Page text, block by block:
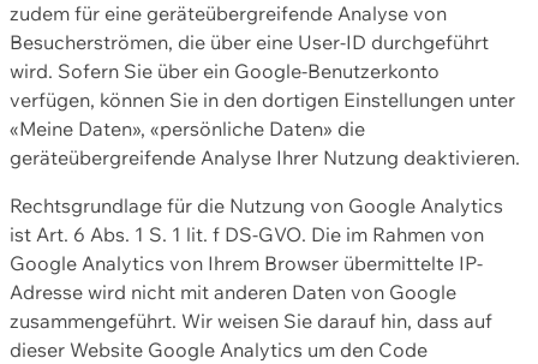
zudem für eine geräteübergreifende Analyse von
Besucherströmen, die über eine User-ID durchgeführt
wird. Sofern Sie über ein Google-Benutzerkonto
verfügen, können Sie in den dortigen Einstellungen unter
«Meine Daten», «persönliche Daten» die
geräteübergreifende Analyse Ihrer Nutzung deaktivieren.
Rechtsgrundlage für die Nutzung von Google Analytics
ist Art. 6 Abs. 1 S. 1 lit. f DS-GVO. Die im Rahmen von
Google Analytics von Ihrem Browser übermittelte IP-
Adresse wird nicht mit anderen Daten von Google
zusammengeführt. Wir weisen Sie darauf hin, dass auf
dieser Website Google Analytics um den Code